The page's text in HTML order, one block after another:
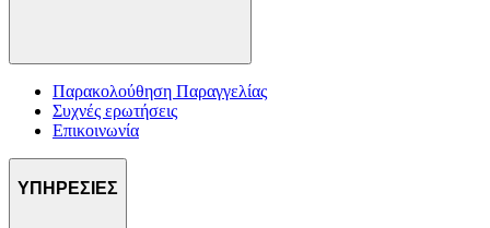
Παρακολούθηση Παραγγελίας
Συχνές ερωτήσεις
Επικοινωνία
ΥΠΗΡΕΣΙΕΣ